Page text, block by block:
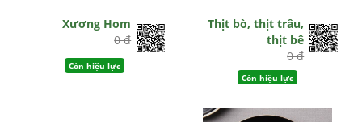
Xương Hom
0 đ
Còn hiệu lực
Thịt bò, thịt trâu,
thịt bê
0 đ
Còn hiệu lực